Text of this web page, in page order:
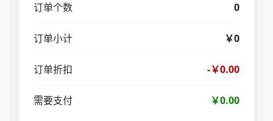
订单个数 0
订单小计 ￥0
订单折扣 -￥0.00
需要支付 ￥0.00